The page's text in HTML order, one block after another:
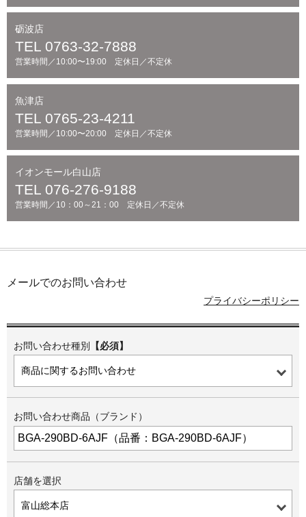
砺波店
TEL 0763-32-7888
営業時間／10:00〜19:00 定休日／不定休
魚津店
TEL 0765-23-4211
営業時間／10:00〜20:00 定休日／不定休
イオンモール白山店
TEL 076-276-9188
営業時間／10：00～21：00 定休日／不定休
メールでのお問い合わせ
プライバシーポリシー
お問い合わせ種別 【必須】
お問い合わせ商品（ブランド）
店舗を選択